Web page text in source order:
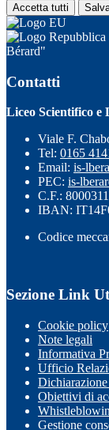
Accetta tutti
Bérard"
Contatti
Liceo Scientifico
Viale F.
Tel: 0165
Email: is-
PEC: is-
C.F.:
IBAN:
Codice
Sezione Link
Cookie policy
Note legali
Informativa
Ufficio
Obiettivi di
Gestione